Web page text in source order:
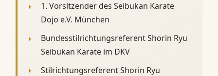
1. Vorsitzender des Seibukan Karate
Dojo e.V. München
Bundesstilrichtungsreferent Shorin Ryu
Seibukan Karate im DKV
Stilrichtungsreferent Shorin Ryu